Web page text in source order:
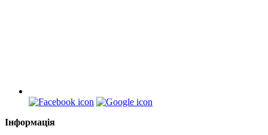
Інформація